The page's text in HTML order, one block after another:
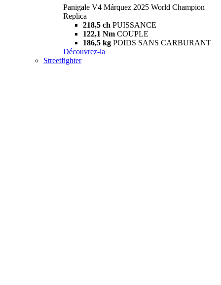
Panigale V4 Márquez 2025 World Champion
Replica
218,5 ch PUISSANCE
122,1 Nm COUPLE
186,5 kg POIDS SANS CARBURANT
Découvrez-la
Streetfighter